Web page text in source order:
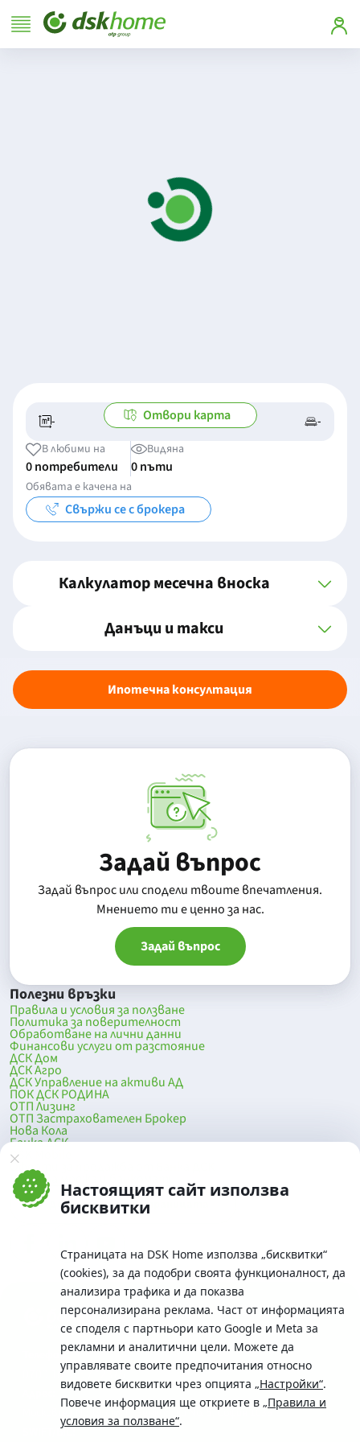
Настоящият сайт използва
бисквитки
Страницата на DSK Home използва „бисквитки“
(cookies), за да подобри своята функционалност, да
анализира трафика и да показва
персонализирана реклама. Част от информацията
се споделя с партньори като Google и Meta за
рекламни и аналитични цели. Можете да
управлявате своите предпочитания относно
видовете бисквитки чрез опцията „Настройки“.
Повече информация ще откриете в „Правила и
условия за ползване“.
- -/- -
Отвори карта
В любими на
0 потребители
Видяна
0 пъти
Обявата е качена на
Свържи се с брокера
Калкулатор месечна вноска
Данъци и такси
Ипотечна консултация
Задай въпрос
Задай въпрос или сподели твоите впечатления.
Mнението ти е ценно за нас.
Задай въпрос
Полезни връзки
Правила и условия за ползване
Политика за поверителност
Обработване на лични данни
Финансови услуги от разстояние
ДСК Дом
ДСК Агро
ДСК Управление на активи АД
ПОК ДСК РОДИНА
ОТП Лизинг
ОТП Застрахователен Брокер
Нова Кола
Банка ДСК
DSK Mobile
Оферти за продажба от Банка ДСК
Клонова мрежа и банкомати
До началото на страницата
Телефон:
0700 10 375 / *2375
Московска No.19 / ул. Г. Бенковски No. 5, София 1036
SWIFT/BIC: